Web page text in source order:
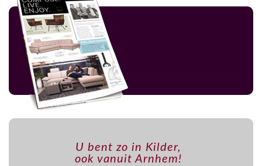
U bent zo in Kilder,
ook vanuit Arnhem!